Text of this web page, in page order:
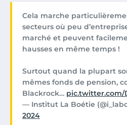
Cela marche
secteurs où peu
marché et peuvent
hausses en même temps !
Surtout quand la plupart
mêmes fonds de pension,
Blackrock… pic.twitter.com/
— Institut La Boétie
2024